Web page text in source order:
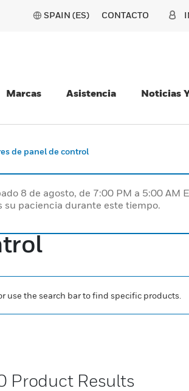
SPAIN (ES) CONTACTO
Marcas Asistencia Noticias
de panel de control
8 de agosto, de 7:00 PM a 5:00 AM
su paciencia durante este tiempo.
use the search bar to find specific products.
Product Results